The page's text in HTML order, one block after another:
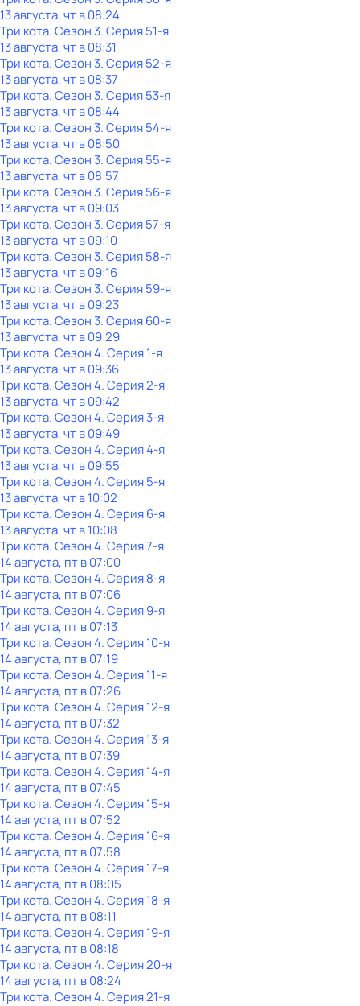
13 августа, чт в 08:24
Три кота. Сезон 3. Серия 51-я
13 августа, чт в 08:31
Три кота. Сезон 3. Серия 52-я
13 августа, чт в 08:37
Три кота. Сезон 3. Серия 53-я
13 августа, чт в 08:44
Три кота. Сезон 3. Серия 54-я
13 августа, чт в 08:50
Три кота. Сезон 3. Серия 55-я
13 августа, чт в 08:57
Три кота. Сезон 3. Серия 56-я
13 августа, чт в 09:03
Три кота. Сезон 3. Серия 57-я
13 августа, чт в 09:10
Три кота. Сезон 3. Серия 58-я
13 августа, чт в 09:16
Три кота. Сезон 3. Серия 59-я
13 августа, чт в 09:23
Три кота. Сезон 3. Серия 60-я
13 августа, чт в 09:29
Три кота. Сезон 4. Серия 1-я
13 августа, чт в 09:36
Три кота. Сезон 4. Серия 2-я
13 августа, чт в 09:42
Три кота. Сезон 4. Серия 3-я
13 августа, чт в 09:49
Три кота. Сезон 4. Серия 4-я
13 августа, чт в 09:55
Три кота. Сезон 4. Серия 5-я
13 августа, чт в 10:02
Три кота. Сезон 4. Серия 6-я
13 августа, чт в 10:08
Три кота. Сезон 4. Серия 7-я
14 августа, пт в 07:00
Три кота. Сезон 4. Серия 8-я
14 августа, пт в 07:06
Три кота. Сезон 4. Серия 9-я
14 августа, пт в 07:13
Три кота. Сезон 4. Серия 10-я
14 августа, пт в 07:19
Три кота. Сезон 4. Серия 11-я
14 августа, пт в 07:26
Три кота. Сезон 4. Серия 12-я
14 августа, пт в 07:32
Три кота. Сезон 4. Серия 13-я
14 августа, пт в 07:39
Три кота. Сезон 4. Серия 14-я
14 августа, пт в 07:45
Три кота. Сезон 4. Серия 15-я
14 августа, пт в 07:52
Три кота. Сезон 4. Серия 16-я
14 августа, пт в 07:58
Три кота. Сезон 4. Серия 17-я
14 августа, пт в 08:05
Три кота. Сезон 4. Серия 18-я
14 августа, пт в 08:11
Три кота. Сезон 4. Серия 19-я
14 августа, пт в 08:18
Три кота. Сезон 4. Серия 20-я
14 августа, пт в 08:24
Три кота. Сезон 4. Серия 21-я